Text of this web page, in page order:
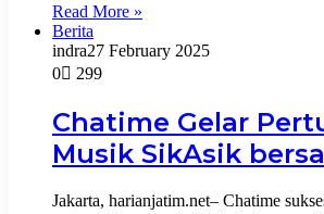
Read More »
Berita
indra27 February 2025
0
299
Chatime Gelar
Musik SikAsik
Jakarta, harianjatim.net– Chatime